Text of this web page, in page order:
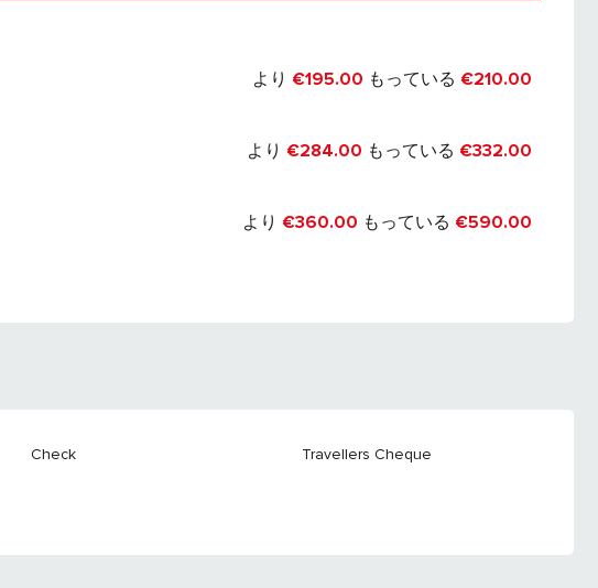
より €195.00 もっている €210.00
より €284.00 もっている €332.00
より €360.00 もっている €590.00
Check Travellers Cheque